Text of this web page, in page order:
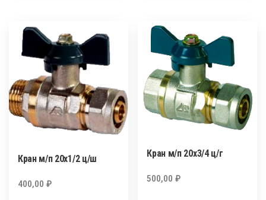
Кран м/п 20х1/2 ц/ш
400,00 ₽
Кран м/п 20х3/4 ц/г
500,00₽